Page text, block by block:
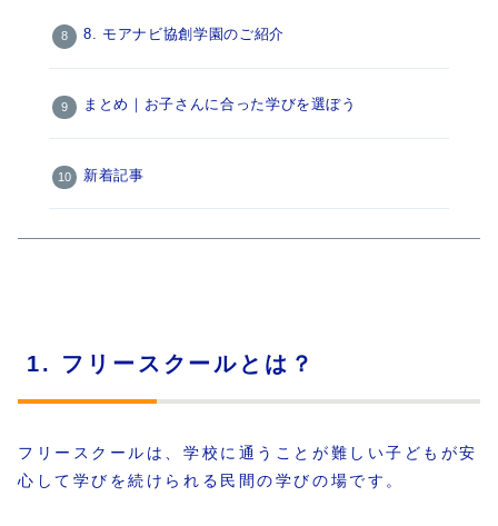
8. モアナビ協創学園のご紹介
まとめ｜お子さんに合った学びを選ぼう
新着記事
1. フリースクールとは？
フリースクールは、学校に通うことが難しい子どもが安
心して学びを続けられる民間の学びの場です。